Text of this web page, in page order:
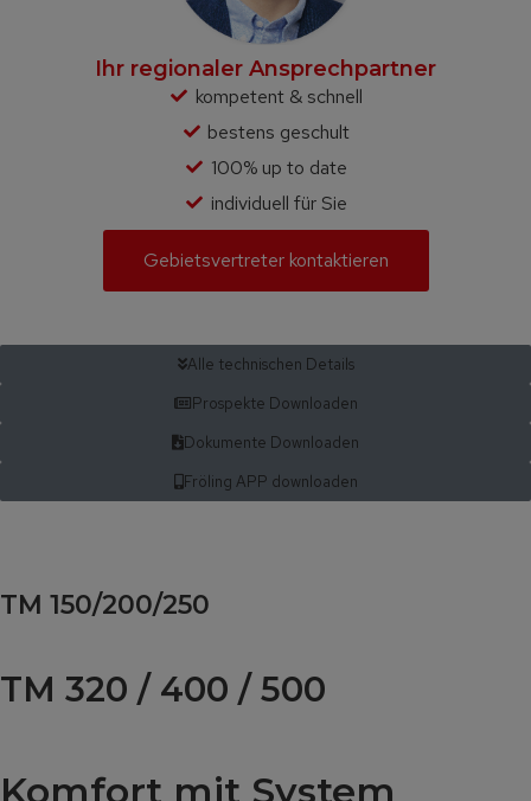
Ihr regionaler Ansprechpartner
kompetent & schnell
bestens geschult
100% up to date
individuell für Sie
Gebietsvertreter kontaktieren
Alle technischen Details
Prospekte Downloaden
Dokumente Downloaden
Fröling APP downloaden
TM 150/200/250
TM 320 / 400 / 500
Komfort mit System